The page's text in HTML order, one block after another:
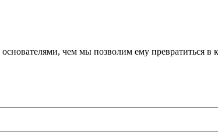
чем мы позволим ему превратиться